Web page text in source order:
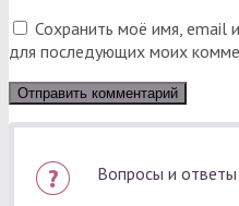
Сохранить моё имя, email
для последующих моих
Вопросы и ответы